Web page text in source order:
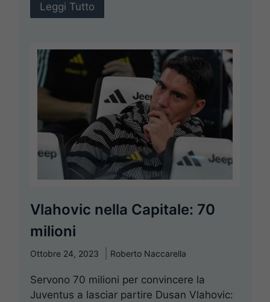
Leggi Tutto
Vlahovic nella Capitale: 70
milioni
Ottobre 24, 2023 Roberto Naccarella
Servono 70 milioni per convincere la
Juventus a lasciar partire Dusan Vlahovic: